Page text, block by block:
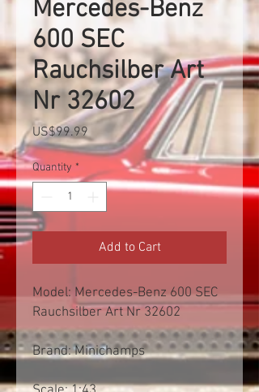
Mercedes-Benz
600 SEC
Rauchsilber Art
Nr 32602
US$99.99Price
Quantity *
Add to Cart
Model: Mercedes-Benz 600 SEC
Rauchsilber Art Nr 32602
Brand: Minichamps